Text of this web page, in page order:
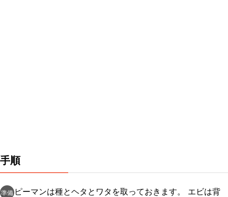
手順
準備 ピーマンは種とヘタとワタを取っておきます。 エビは背